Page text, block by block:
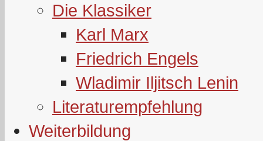
Die Klassiker
Karl Marx
Friedrich Engels
Wladimir Iljitsch Lenin
Literaturempfehlung
Weiterbildung